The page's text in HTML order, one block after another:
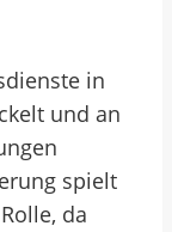
in
und an
spielt
da